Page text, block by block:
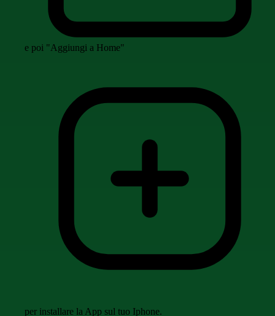
e poi "Aggiungi a Home"
per installare la App sul tuo Iphone.